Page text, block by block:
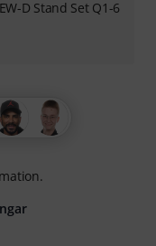
D Stand Set Q1-6